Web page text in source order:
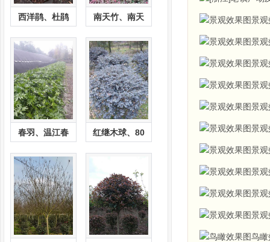
景观
景观
景观
景观
景观
景观
景观
景观
景观
景观
鸟瞰
西洋鹃、杜鹃 南天竹、南天
春羽、温江春 红继木球、80